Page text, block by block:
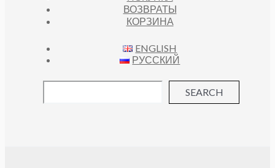
ВОЗВРАТЫ
КОРЗИНА
ENGLISH
РУССКИЙ
SEARCH